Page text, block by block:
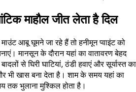
माहौल जीत लेता है दिल
आबू घूमने जा रहे हैं तो हनीमून प्वाइंट को
मानसून के दौरान यहां का वातावरण बेहद
से घिरी घाटियां, ठंडी हवाएं और सूर्यास्त का
भी खास बना देता है। शाम के समय यहां का
तक भुलाना मुश्किल होता है।